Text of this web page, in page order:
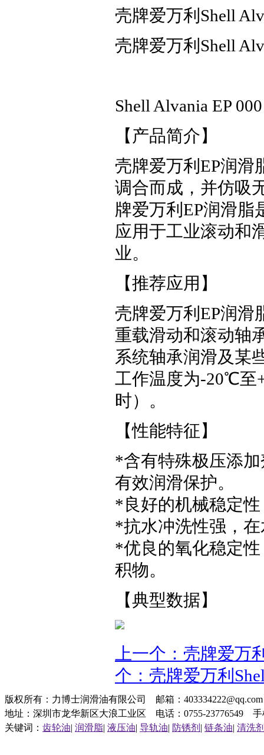
壳牌爱万利Shell
壳牌爱万利Shell
Shell Alvania EP
【产品简介】
壳牌爱万利EP润滑
调合而成，并仿吸
牌爱万利EP润滑
应用于工业滚动和
业。
【推荐应用】
壳牌爱万利EP润滑
重载滑动和滚动轴
系统轴承润滑及某
工作温度为-20℃至
时）。
【性能特征】
*含有特殊极压添
有效润滑保护。
*良好的机械稳定
*抗水冲洗性强，
*优良的氧化稳定
积物。
【典型数据】
上一个：壳牌爱万
个：壳牌爱万利
版权所有：力博士润滑油有限公司 邮箱：
地址：深圳市龙华新区大浪工业区 电话：0755-23776549 手
关键词： 齿轮油| 润滑脂| 液压油| 导轨油| 防锈剂 | 链条油| 清洗